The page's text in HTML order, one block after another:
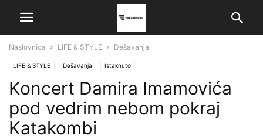
Naslovnica LIFE & STYLE Dešavanja
LIFE & STYLE Dešavanja Istaknuto
Koncert Damira Imamovića
pod vedrim nebom pokraj
Katakombi